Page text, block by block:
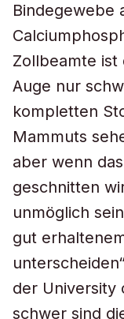
Bindegewebe
Zollbeamte
Auge nur
kompletten
Mammuts
aber wenn
geschnitten
unmöglich
gut
der University
schwer sind